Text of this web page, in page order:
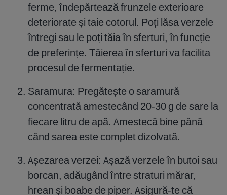
ferme, îndepărtează frunzele exterioare
deteriorate și taie cotorul. Poți lăsa verzele
întregi sau le poți tăia în sferturi, în funcție
de preferințe. Tăierea în sferturi va facilita
procesul de fermentație.
Saramura: Pregătește o saramură
concentrată amestecând 20-30 g de sare la
fiecare litru de apă. Amestecă bine până
când sarea este complet dizolvată.
Așezarea verzei: Așază verzele în butoi sau
borcan, adăugând între straturi mărar,
hrean și boabe de piper. Asigură-te că